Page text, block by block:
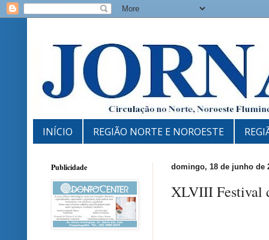
INÍCIO REGIÃO NORTE E NOROESTE
domingo, 18 de junho de
XLVIII Festival
Publicidade